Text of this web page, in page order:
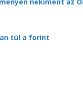
túl a forint